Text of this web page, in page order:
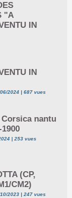
"A
IN
IN
2024 | 687 vues
nantu
| 253 vues
(CP,
CM2)
2023 | 247 vues